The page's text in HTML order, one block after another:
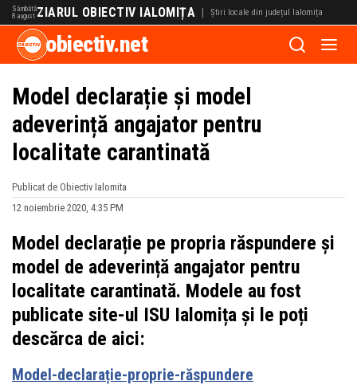
Sâmbătă
8 august ZIARUL OBIECTIV IALOMIȚA | Știri locale din județul Ialomița
obiectiv.net
Model declarație și model
adeverință angajator pentru
localitate carantinată
Publicat de Obiectiv Ialomita
12 noiembrie 2020, 4:35 PM
Model declarație pe propria răspundere și
model de adeverință angajator pentru
localitate carantinată. Modele au fost
publicate site-ul ISU Ialomița și le poți
descărca de aici:
Model-declarație-proprie-răspundere